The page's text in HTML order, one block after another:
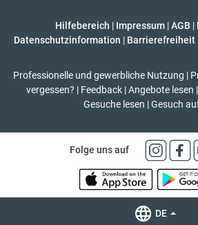
Hilfebereich | Impressum |AGB |
Datenschutzinformation | Barrierefreiheit
Professionelle und gewerbliche Nutzung |
vergessen? | Feedback | Angebote lesen |
Gesuche lesen | Gesuch
Folge uns auf
DE